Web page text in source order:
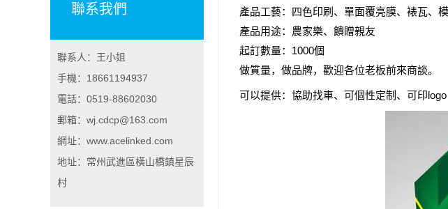
聯系我們
聯系人：王小姐
手機：18661194937
電話：0519-88602030
郵箱：wj.cdcp@163.com
網址：www.acelinked.com
地址：常州武進區橫山橋鎮星辰
村
產品工藝：四色印刷、單面覆亮膜、裱瓦、
產品用途：農家樂、饋贈親友
起訂數量：1000個
做質量，做品牌，歡迎各位老板前來商談。
可以提供：協助找車、可個性定制、可印logo